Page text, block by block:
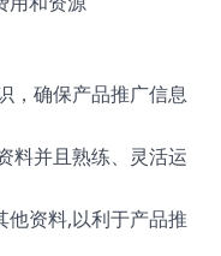
，确保产品推广信息
料并且熟练、灵活运
他资料,以利于产品推